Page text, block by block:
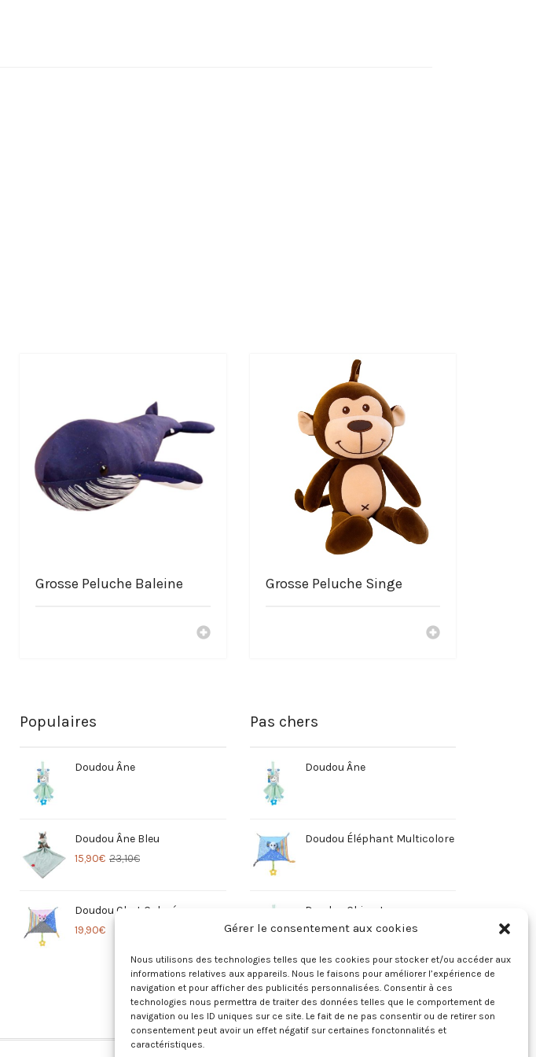
Gérer le consentement aux cookies
Nous utilisons des technologies telles que les cookies pour stocker et/ou accéder aux
informations relatives aux appareils. Nous le faisons pour améliorer l’expérience de
navigation et pour afficher des publicités personnalisées. Consentir à ces
technologies nous permettra de traiter des données telles que le comportement de
navigation ou les ID uniques sur ce site. Le fait de ne pas consentir ou de retirer son
consentement peut avoir un effet négatif sur certaines fonctonnalités et
caractéristiques.
Grosse Peluche Baleine Grosse Peluche Singe
Populaires
Doudou Âne
Doudou Âne Bleu
23,10€
15,90€
Doudou Chat Coloré
19,90€
Pas chers
Doudou Âne
Doudou Éléphant Multicolore
Doudou Chien Jaune